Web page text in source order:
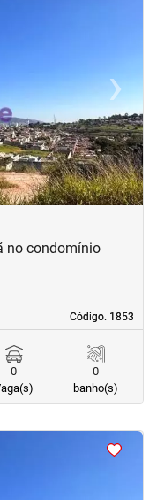
›Next
Código. 1853
Código. 1853
no condomínio
0
0
banho(s)